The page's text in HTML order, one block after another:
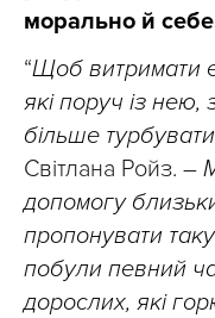
морально й
“Щоб витримати
які поруч із
більше
Світлана Ройз. –
допомогу
пропонувати
побули певний
дорослих, які